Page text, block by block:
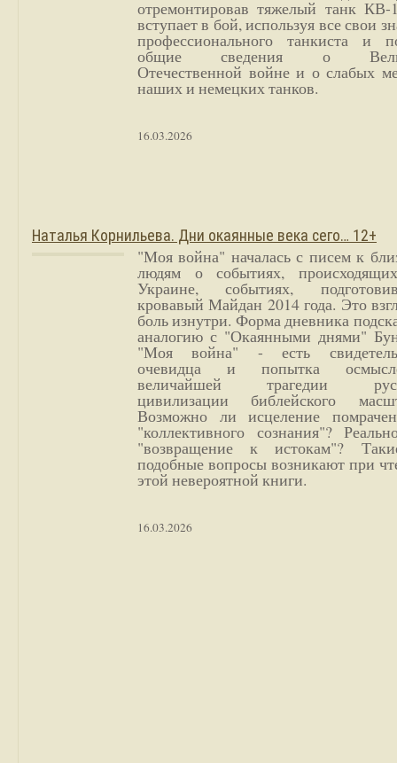
отремонтировав тяжелый танк
вступает в бой, используя все свои
профессионального танкиста и
общие сведения о
Отечественной войне и о слабых
наших и немецких танков.
16.03.2026
Наталья Корнильева. Дни окаянные века сего… 12+
"Моя война" началась с писем к
людям о событиях,
Украине, событиях,
кровавый Майдан 2014 года. Это
боль изнутри. Форма дневника
аналогию с "Окаянными днями"
"Моя война" - есть
очевидца и попытка
величайшей трагедии
цивилизации библейского
Возможно ли исцеление
"коллективного сознания"?
"возвращение к истокам"?
подобные вопросы возникают при
этой невероятной книги.
16.03.2026